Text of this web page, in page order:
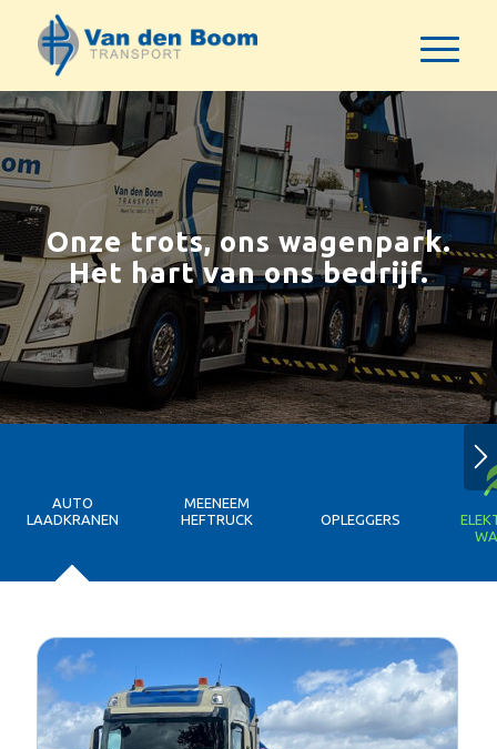
Onze trots, ons wagenpark.
Het hart van ons bedrijf.
AUTO
LAADKRANEN
MEENEEM
HEFTRUCK
OPLEGGERS